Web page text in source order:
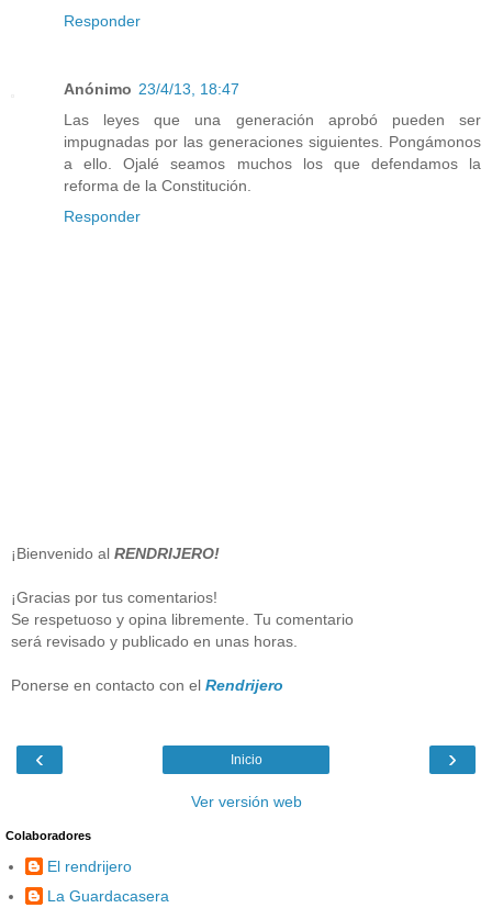
Responder
Anónimo 23/4/13, 18:47
Las leyes que una generación aprobó pueden ser
impugnadas por las generaciones siguientes. Pongámonos
a ello. Ojalé seamos muchos los que defendamos la
reforma de la Constitución.
Responder
¡Bienvenido al RENDRIJERO!
¡Gracias por tus comentarios!
Se respetuoso y opina libremente. Tu comentario
será revisado y publicado en unas horas.
Ponerse en contacto con el Rendrijero
‹ ›
Inicio
Ver versión web
Colaboradores
El rendrijero
La Guardacasera